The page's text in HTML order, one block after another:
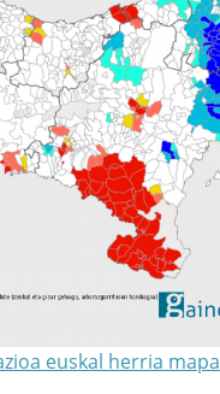
euskal herria mapa